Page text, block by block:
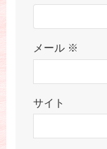
メール ※
サイト